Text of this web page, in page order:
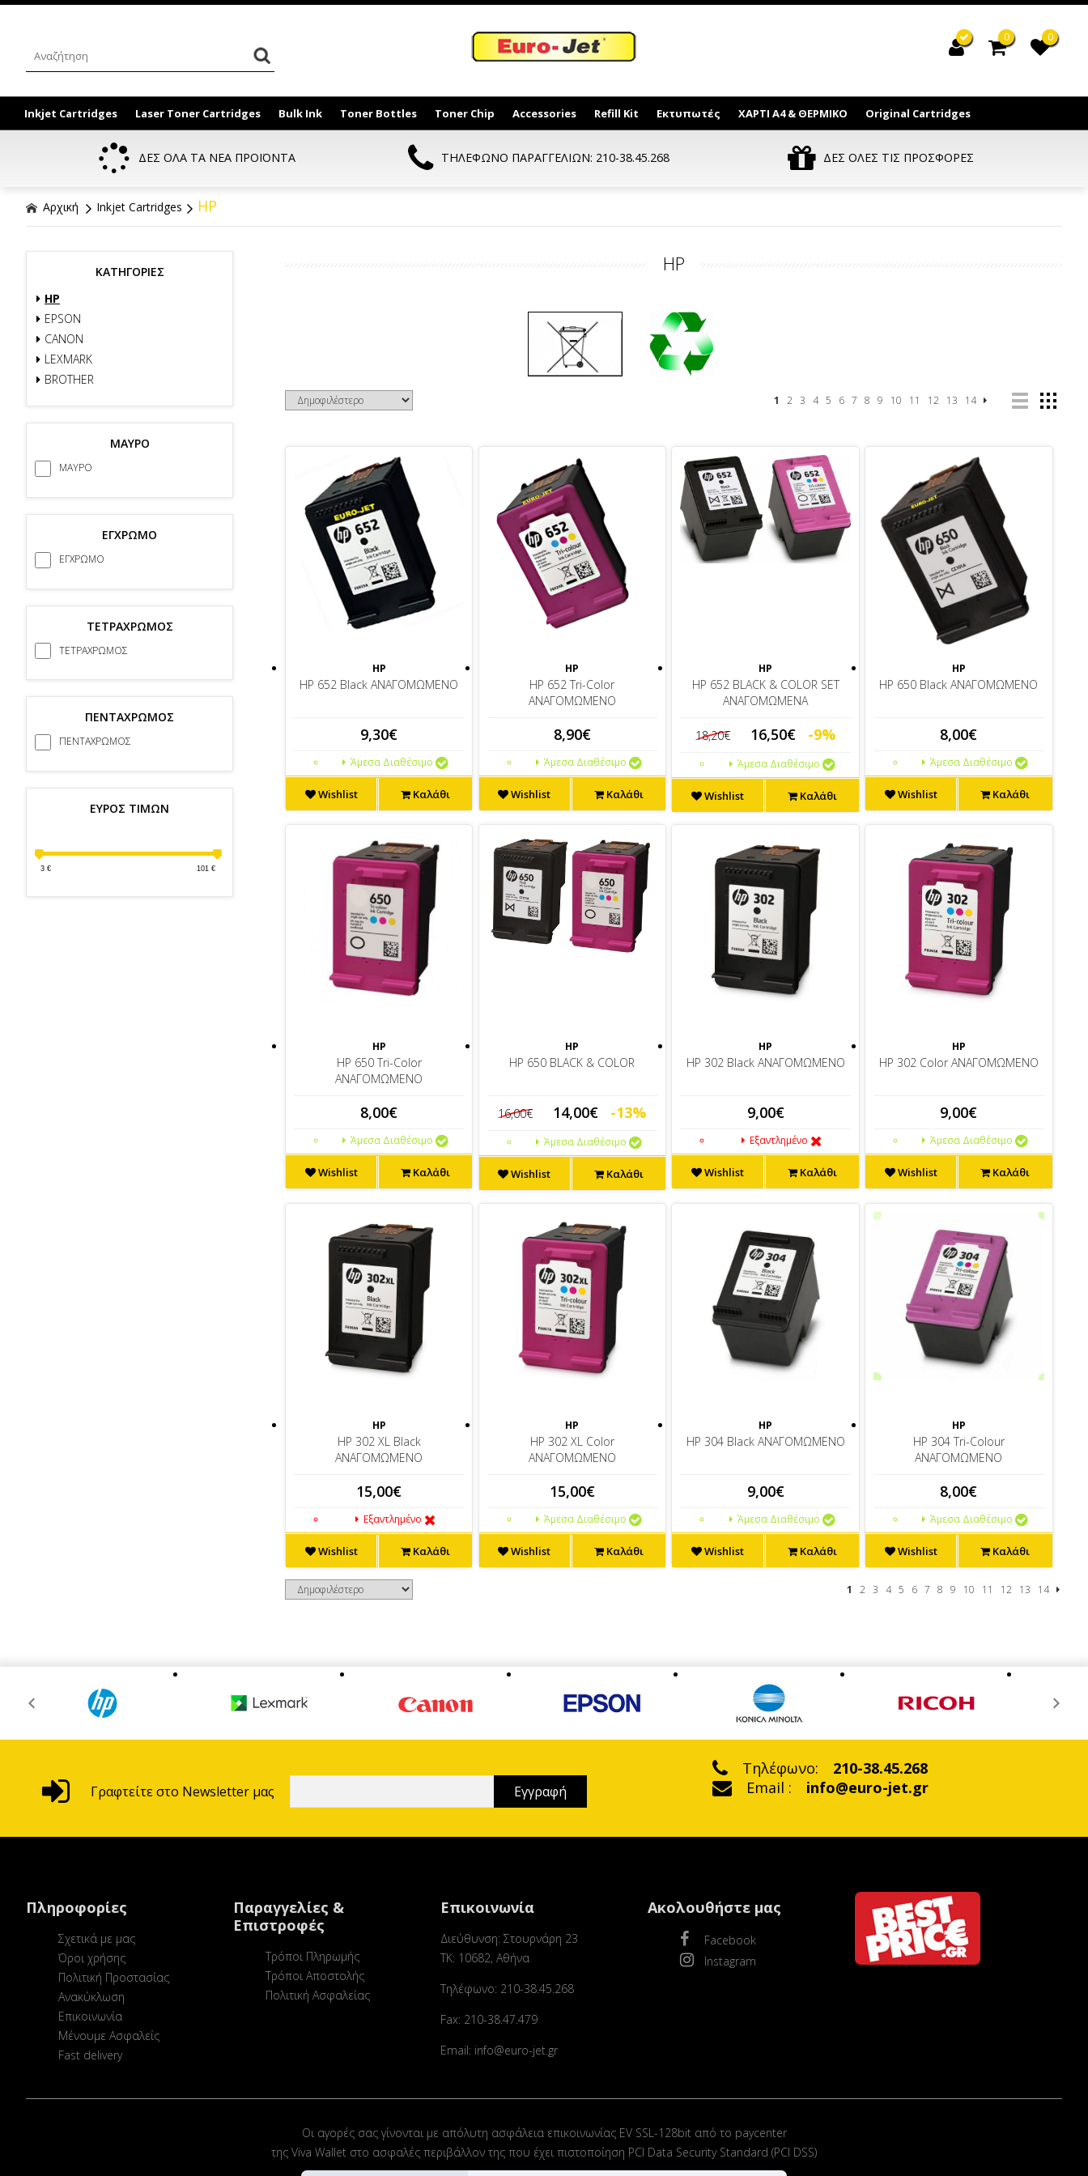
0 0
Inkjet Cartridges Laser Toner Cartridges Bulk Ink Toner Bottles Toner Chip Accessories Refill Kit Εκτυπωτές ΧΑΡΤΙ Α4 & ΘΕΡΜΙΚΟ Original Cartridges
ΔΕΣ ΟΛΑ ΤΑ ΝΕΑ ΠΡΟΪΟΝΤΑ ΤΗΛΕΦΩΝΟ ΠΑΡΑΓΓΕΛΙΩΝ: 210-38.45.268 ΔΕΣ ΟΛΕΣ ΤΙΣ ΠΡΟΣΦΟΡΕΣ
Αρχική Inkjet Cartridges HP
ΚΑΤΗΓΟΡΙΕΣ
HP
EPSON
CANON
LEXMARK
BROTHER
ΜΑΥΡΟ
ΜΑΥΡΟ
ΕΓΧΡΩΜΟ
ΕΓΧΡΩΜΟ
ΤΕΤΡΑΧΡΩΜΟΣ
ΤΕΤΡΑΧΡΩΜΟΣ
ΠΕΝΤΑΧΡΩΜΟΣ
ΠΕΝΤΑΧΡΩΜΟΣ
ΕΥΡΟΣ ΤΙΜΩΝ
3 € 101 €
HP
1 2 3 4 5 6 7 8 9 10 11 12 13 14
HP
HP 652 Black ΑΝΑΓΟΜΩΜΕΝΟ
9,30€
Άμεσα Διαθέσιμο
Wishlist Καλάθι
HP
HP 652 Tri-Color
ΑΝΑΓΟΜΩΜΕΝΟ
8,90€
Άμεσα Διαθέσιμο
Wishlist Καλάθι
HP
HP 652 BLACK & COLOR SET
ΑΝΑΓΟΜΩΜΕΝΑ
18,20€ 16,50€ -9%
Άμεσα Διαθέσιμο
Wishlist Καλάθι
HP
HP 650 Black ΑΝΑΓΟΜΩΜΕΝΟ
8,00€
Άμεσα Διαθέσιμο
Wishlist Καλάθι
HP
HP 650 Tri-Color
ΑΝΑΓΟΜΩΜΕΝΟ
8,00€
Άμεσα Διαθέσιμο
Wishlist Καλάθι
HP
HP 650 BLACK & COLOR
16,00€ 14,00€ -13%
Άμεσα Διαθέσιμο
Wishlist Καλάθι
HP
HP 302 Black ΑΝΑΓΟΜΩΜΕΝΟ
9,00€
Εξαντλημένο
Wishlist Καλάθι
HP
HP 302 Color ΑΝΑΓΟΜΩΜΕΝΟ
9,00€
Άμεσα Διαθέσιμο
Wishlist Καλάθι
HP
HP 302 XL Black
ΑΝΑΓΟΜΩΜΕΝΟ
15,00€
Εξαντλημένο
Wishlist Καλάθι
HP
HP 302 XL Color
ΑΝΑΓΟΜΩΜΕΝΟ
15,00€
Άμεσα Διαθέσιμο
Wishlist Καλάθι
HP
HP 304 Black ΑΝΑΓΟΜΩΜΕΝΟ
9,00€
Άμεσα Διαθέσιμο
Wishlist Καλάθι
HP
HP 304 Tri-Colour
ΑΝΑΓΟΜΩΜΕΝΟ
8,00€
Άμεσα Διαθέσιμο
Wishlist Καλάθι
1 2 3 4 5 6 7 8 9 10 11 12 13 14
Γραφτείτε στο Newsletter μας
Τηλέφωνο:
210-38.45.268
Email :
info@euro-jet.gr
Πληροφορίες
Σχετικά με μας
Όροι χρήσης
Πολιτική Προστασίας
Ανακύκλωση
Επικοινωνία
Μένουμε Ασφαλείς
Fast delivery
Παραγγελίες &
Επιστροφές
Τρόποι Πληρωμής
Τρόποι Αποστολής
Πολιτική Ασφαλείας
Επικοινωνία
Διεύθυνση: Στουρνάρη 23
ΤΚ: 10682, Αθήνα
Τηλέφωνο: 210-38.45.268
Fax: 210-38.47.479
Email: info@euro-jet.gr
Ακολουθήστε μας
Facebook
Instagram
Οι αγορές σας γίνονται με απόλυτη ασφάλεια επικοινωνίας EV SSL-128bit από το paycenter
της Viva Wallet στο ασφαλές περιβάλλον της που έχει πιστοποίηση PCI Data Security Standard (PCI DSS)